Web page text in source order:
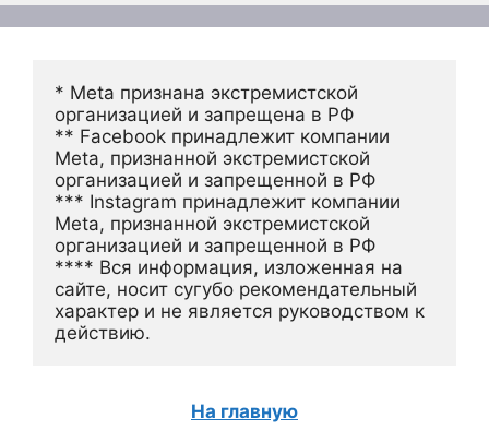
* Meta признана экстремистской
организацией и запрещена в РФ
** Facebook принадлежит компании
Meta, признанной экстремистской
организацией и запрещенной в РФ
*** Instagram принадлежит компании
Meta, признанной экстремистской
организацией и запрещенной в РФ
**** Вся информация, изложенная на
сайте, носит сугубо рекомендательный
характер и не является руководством к
действию.
На главную